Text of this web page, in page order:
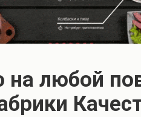
и луком
любой